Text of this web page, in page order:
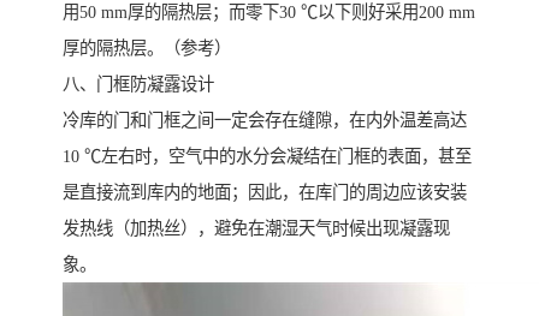
用50 mm厚的隔热层；而零下30 ℃以下则好采用200 mm
厚的隔热层。（参考）
八、门框防凝露设计
冷库的门和门框之间一定会存在缝隙，在内外温差高达
10 ℃左右时，空气中的水分会凝结在门框的表面，甚至
是直接流到库内的地面；因此，在库门的周边应该安装
发热线（加热丝），避免在潮湿天气时候出现凝露现
象。